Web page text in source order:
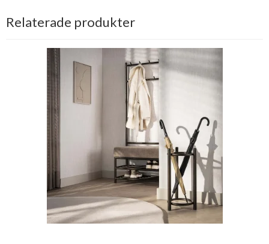
Relaterade produkter